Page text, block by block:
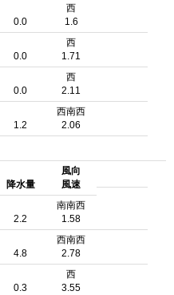
0.0
西
1.6
0.0
西
1.71
0.0
西
2.11
1.2
西南西
2.06
降水量
風向
風速
2.2
南南西
1.58
4.8
西南西
2.78
0.3
西
3.55